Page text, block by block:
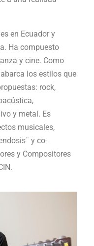
en Ecuador y
Ha compuesto
y cine. Como
los estilos que
rock,
y metal. Es
musicales,
y co-
y Compositores